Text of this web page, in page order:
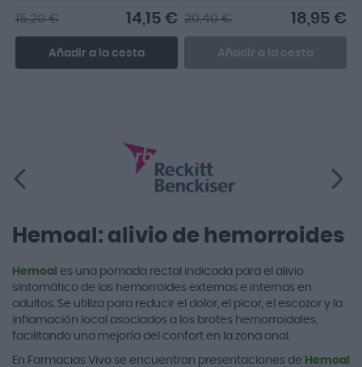
14,15 €
15,20 €
Añadir a la cesta
18,95 €
20,40 €
Añadir a la cesta
Hemoal: alivio de hemorroides
Hemoal es una pomada rectal indicada para el alivio
sintomático de las hemorroides externas e internas en
adultos. Se utiliza para reducir el dolor, el picor, el escozor y la
inflamación local asociados a los brotes hemorroidales,
facilitando una mejoría del confort en la zona anal.
En Farmacias Vivo se encuentran presentaciones de Hemoal